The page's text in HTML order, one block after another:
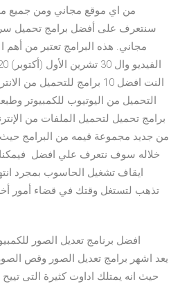
من اي موقع مجاني ومن جميع
سنتعرف على أفضل برامج تحميل
مجاني. هذه البرامج تعتبر من أهم
النت افضل 10 برامج للتحميل
برامج تحميل لتحميل الملفات من
من جديد مجموعة قيمه من البرامج حيث
خلاله سوف نتعرف علي افضل فيمكنك
ايقاف تشغيل الحاسوب بمجرد
تذهب لتستغل وقتك في قضاء أمور
حيث انه يمتلك اداوت كثيرة التى